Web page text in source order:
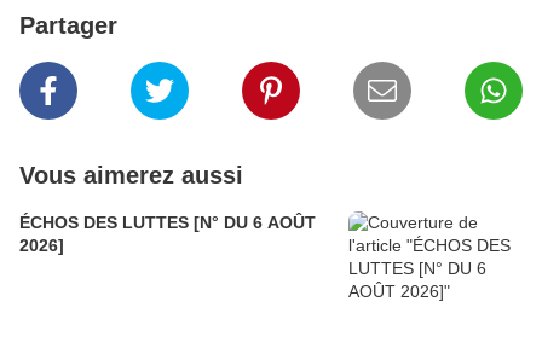
Partager
Vous aimerez aussi
ÉCHOS DES LUTTES [N° DU 6 AOÛT
2026]